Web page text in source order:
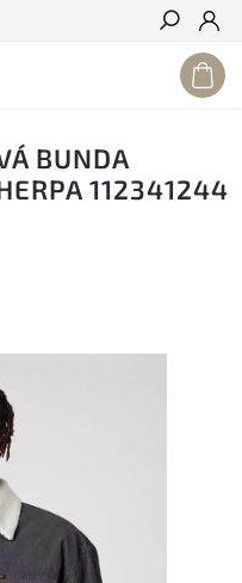
Hľadať
BUNDA
112341244